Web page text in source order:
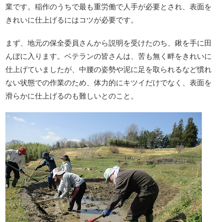
業です。稲作のうちで最も重労働で人手が必要とされ、表面を
きれいに仕上げるにはコツが必要です。
まず、地元の保全委員さんから説明を受けたのち、鍬を手に田
んぼに入ります。ベテランの皆さんは、苦も無く畔をきれいに
仕上げていましたが、中腰の姿勢や泥に足を取られるなど慣れ
ない状態での作業のため、体力的にキツイだけでなく、表面を
滑らかに仕上げるのも難しいとのこと。